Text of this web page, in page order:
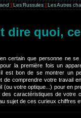
| Les Russules | Les Autres
dire quoi,
certain que personne ne
la première fois un
il est bon de se montrer un
de comprendre votre travail
(ou votre optique...) pour en
des caractéristiques de votre
sujet de ces curieux chiffres